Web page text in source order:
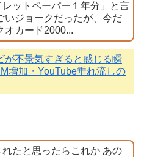
ットペーパー１年分」と言
いジョークだったが、今だ
オカード2000...
が不景気すぎると感じる瞬
増加・YouTube垂れ流しの
たと思ったらこれか あの